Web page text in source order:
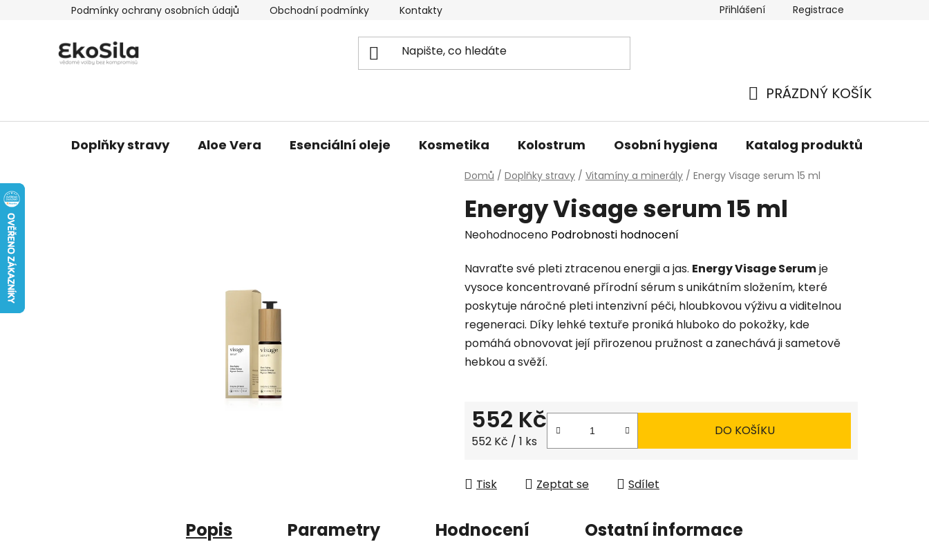
Podmínky ochrany osobních údajů Obchodní podmínky Kontakty Přihlášení Registrace
KOŠÍK
PRÁZDNÝ KOŠÍK
Doplňky stravy Aloe Vera Esenciální oleje Kosmetika Kolostrum Osobní hygiena Katalog produktů
Domů / Doplňky stravy / Vitamíny a minerály / Energy Visage serum 15 ml
Energy Visage serum 15 ml
Průměrné
produktu
je
0,0
z
5
hvězdiček.
Neohodnoceno Podrobnosti hodnocení
Navraťte své pleti ztracenou energii a jas. Energy Visage Serumje
vysoce koncentrované přírodní sérum s unikátním složením, které
poskytuje náročné pleti intenzivní péči, hloubkovou výživu a viditelnou
regeneraci. Díky lehké textuře proniká hluboko do pokožky, kde
pomáhá obnovovat její přirozenou pružnost a zanechává ji sametově
hebkou a svěží.
552 Kč
Měrná cena:
552 Kč / 1 ks
DO KOŠÍKU
Tisk Zeptat se Sdílet
Popis Parametry Hodnocení Ostatní informace